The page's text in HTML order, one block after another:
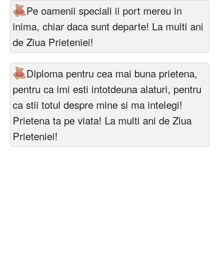
Pe oamenii speciali ii port mereu in
inima, chiar daca sunt departe! La multi ani
de Ziua Prieteniei!
Diploma pentru cea mai buna prietena,
pentru ca imi esti intotdeuna alaturi, pentru
ca stii totul despre mine si ma intelegi!
Prietena ta pe viata! La multi ani de Ziua
Prieteniei!